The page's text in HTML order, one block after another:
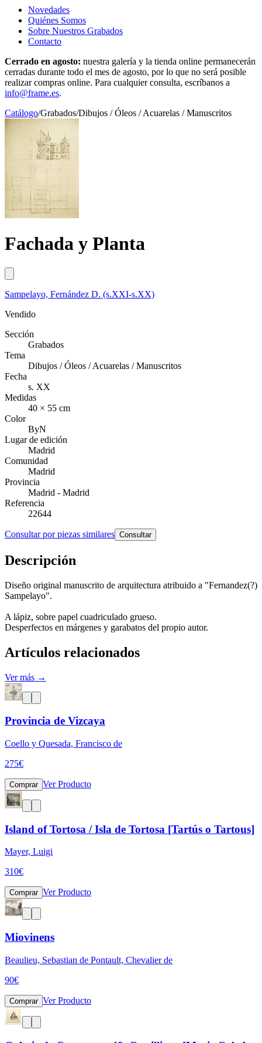
Novedades
Quiénes Somos
Sobre Nuestros Grabados
Contacto
Cerrado en agosto: nuestra galería y la tienda online permanecerán
cerradas durante todo el mes de agosto, por lo que no será posible
realizar compras online. Para cualquier consulta, escríbanos a
info@frame.es.
Catálogo/Grabados/Dibujos / Óleos / Acuarelas / Manuscritos
Fachada y Planta
Sampelayo, Fernández D. (s.XXI-s.XX)
Vendido
Sección
Grabados
Tema
Dibujos / Óleos / Acuarelas / Manuscritos
Fecha
s. XX
Medidas
40 × 55 cm
Color
ByN
Lugar de edición
Madrid
Comunidad
Madrid
Provincia
Madrid - Madrid
Referencia
22644
Consultar por piezas similares Consultar
Descripción
Diseño original manuscrito de arquitectura atribuido a "Fernandez(?)
Sampelayo".
A lápiz, sobre papel cuadriculado grueso.
Desperfectos en márgenes y garabatos del propio autor.
Artículos relacionados
Ver más →
Provincia de Vizcaya
Coello y Quesada, Francisco de
275€
Comprar Ver Producto
Island of Tortosa / Isla de Tortosa [Tartús o Tartous]
Mayer, Luigi
310€
Comprar Ver Producto
Miovinens
Beaulieu, Sebastian de Pontault, Chevalier de
90€
Comprar Ver Producto